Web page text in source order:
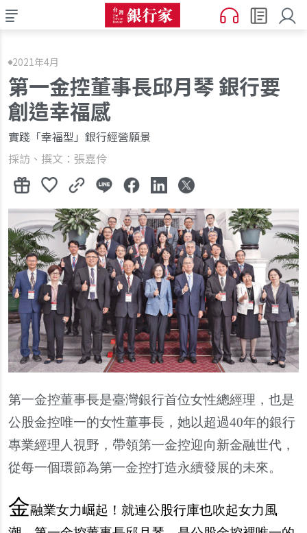
2021年4月
第一金控董事長邱月琴 銀行要
創造幸福感
實踐「幸福型」銀行經營願景
採訪、撰文：張嘉伶
第一金控董事長是臺灣銀行首位女性總經理，也是
公股金控唯一的女性董事長，她以超過40年的銀行
專業經理人視野，帶領第一金控迎向新金融世代，
從每一個環節為第一金控打造永續發展的未來。
金融業女力崛起！就連公股行庫也吹起女力風